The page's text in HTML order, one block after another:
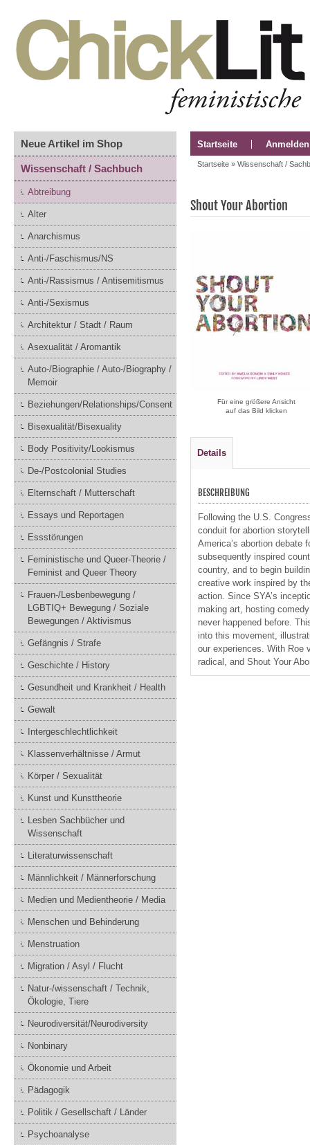
Neue Artikel im Shop
Wissenschaft / Sachbuch
Abtreibung
Alter
Anarchismus
Anti-/Faschismus/NS
Anti-/Rassismus / Antisemitismus
Anti-/Sexismus
Architektur / Stadt / Raum
Asexualität / Aromantik
Auto-/Biographie / Auto-/Biography /
Memoir
Beziehungen/Relationships/Consent
Bisexualität/Bisexuality
Body Positivity/Lookismus
De-/Postcolonial Studies
Elternschaft / Mutterschaft
Essays und Reportagen
Essstörungen
Feministische und Queer-Theorie /
Feminist and Queer Theory
Frauen-/Lesbenbewegung /
LGBTIQ+ Bewegung / Soziale
Bewegungen / Aktivismus
Gefängnis / Strafe
Geschichte / History
Gesundheit und Krankheit / Health
Gewalt
Intergeschlechtlichkeit
Klassenverhältnisse / Armut
Körper / Sexualität
Kunst und Kunsttheorie
Lesben Sachbücher und
Wissenschaft
Literaturwissenschaft
Männlichkeit / Männerforschung
Medien und Medientheorie / Media
Menschen und Behinderung
Menstruation
Migration / Asyl / Flucht
Natur-/wissenschaft / Technik,
Ökologie, Tiere
Neurodiversität/Neurodiversity
Nonbinary
Ökonomie und Arbeit
Pädagogik
Politik / Gesellschaft / Länder
Psychoanalyse
Startseite Anmelden
Startseite » Wissenschaft /
Shout Your Abortion
Für eine größere Ansicht
auf das Bild klicken
Details
BESCHREIBUNG
Following the U.S.
conduit for abortion
America’s abortion debate
subsequently inspired
country, and to begin
creative work inspired by
action. Since SYA’s
making art, hosting
never happened before.
into this movement,
our experiences. With Roe
radical, and Shout Your